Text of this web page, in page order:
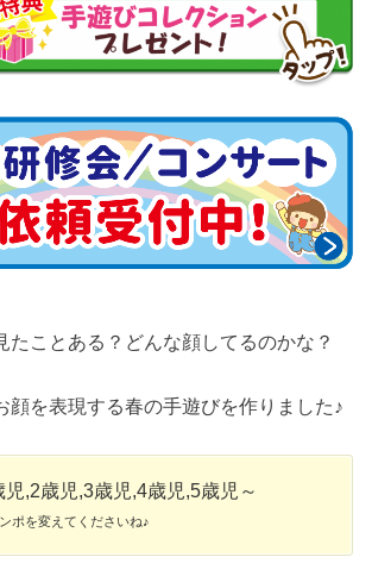
たことある？どんな顔してるのかな？
顔を表現する春の手遊びを作りました♪
児,2歳児,3歳児,4歳児,5歳児～
ポを変えてくださいね♪